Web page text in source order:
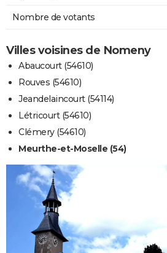
Nombre de votants
Villes voisines de Nomeny
Abaucourt (54610)
Rouves (54610)
Jeandelaincourt (54114)
Létricourt (54610)
Clémery (54610)
Meurthe-et-Moselle (54)